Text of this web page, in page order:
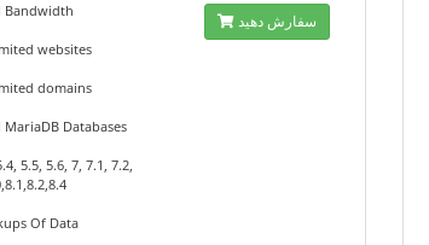
Bandwidth
websites
domains
Databases
5.5, 5.6, 7, 7.1, 7.2,
Of Data
سفارش دهید